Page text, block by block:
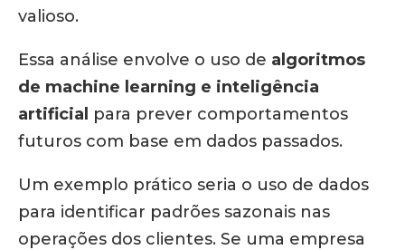
valioso.
Essa análise envolve o uso de algoritmos
de machine learning e inteligência
artificial para prever comportamentos
futuros com base em dados passados.
Um exemplo prático seria o uso de dados
para identificar padrões sazonais nas
operações dos clientes. Se uma empresa